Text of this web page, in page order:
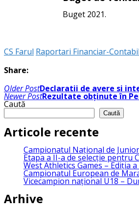
Buget 2021.
CS Farul Raportari Financiar-
Share:
Navigare
în
articole
Older PostDeclaratii de avere si
Newer PostRezultate obținute în
Caută
Caută
Articole recente
Campionatul Național de
Etapa a II-a de selecție pentru
West Athletics Games – Ediția
Campionatul European de
Vicecampion național U18 –
Arhive